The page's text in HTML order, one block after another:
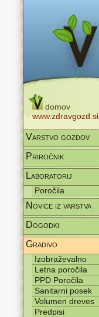
domov
www.zdravgozd.si
Varstvo gozdov
Priročnik
Laboratorij
Poročila
Novice iz varstva
Dogodki
Gradivo
Izobraževalno
Letna poročila
PPD Poročila
Sanitarni posek
Volumen dreves
Predpisi